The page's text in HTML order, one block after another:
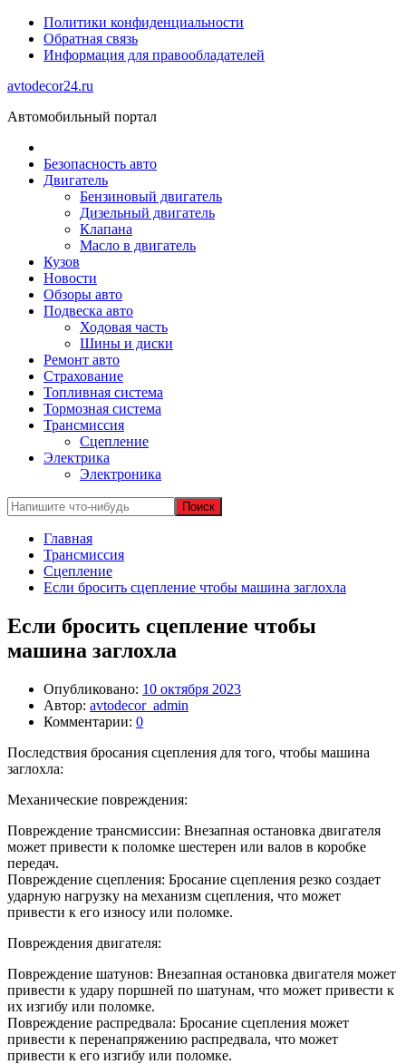
Политики конфиденциальности
Обратная связь
Информация для правообладателей
avtodecor24.ru
Автомобильный портал
Безопасность авто
Двигатель
Бензиновый двигатель
Дизельный двигатель
Клапана
Масло в двигатель
Кузов
Новости
Обзоры авто
Подвеска авто
Ходовая часть
Шины и диски
Ремонт авто
Страхование
Топливная система
Тормозная система
Трансмиссия
Сцепление
Электрика
Электроника
Главная
Трансмиссия
Сцепление
Если бросить сцепление чтобы машина заглохла
Если бросить сцепление чтобы
машина заглохла
Опубликовано: 10 октября 2023
Автор: avtodecor_admin
Комментарии: 0
Последствия бросания сцепления для того, чтобы машина
заглохла:
Механические повреждения:
Повреждение трансмиссии: Внезапная остановка двигателя
может привести к поломке шестерен или валов в коробке
передач.
Повреждение сцепления: Бросание сцепления резко создает
ударную нагрузку на механизм сцепления, что может
привести к его износу или поломке.
Повреждения двигателя:
Повреждение шатунов: Внезапная остановка двигателя может
привести к удару поршней по шатунам, что может привести к
их изгибу или поломке.
Повреждение распредвала: Бросание сцепления может
привести к перенапряжению распредвала, что может
привести к его изгибу или поломке.